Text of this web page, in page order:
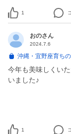
1
おのさん
2024.7.6
沖縄・宜野座育ち
今年も美味しくい
いました♪
1